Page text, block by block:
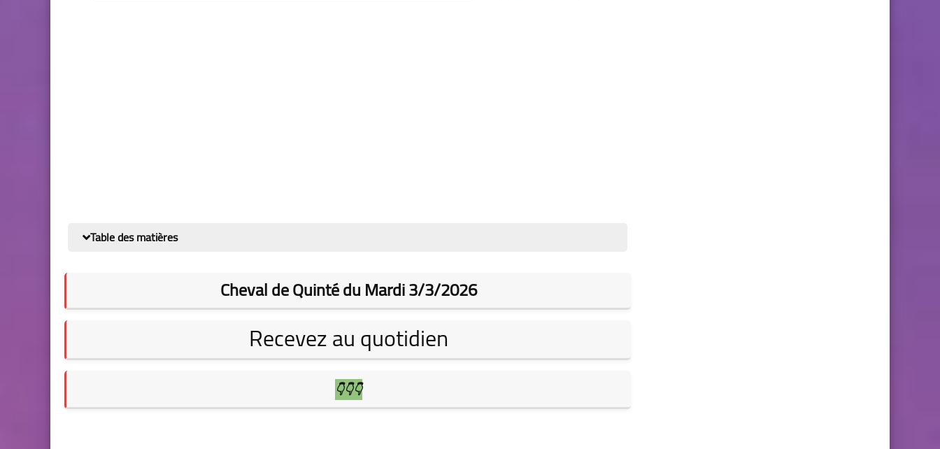
Table des matières
Cheval de Quinté du Mardi 3/3/2026
Recevez au quotidien
👇👇👇